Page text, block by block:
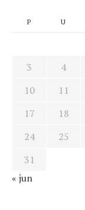
P U
3
4
10
11
17
18
24
25
31
« jun